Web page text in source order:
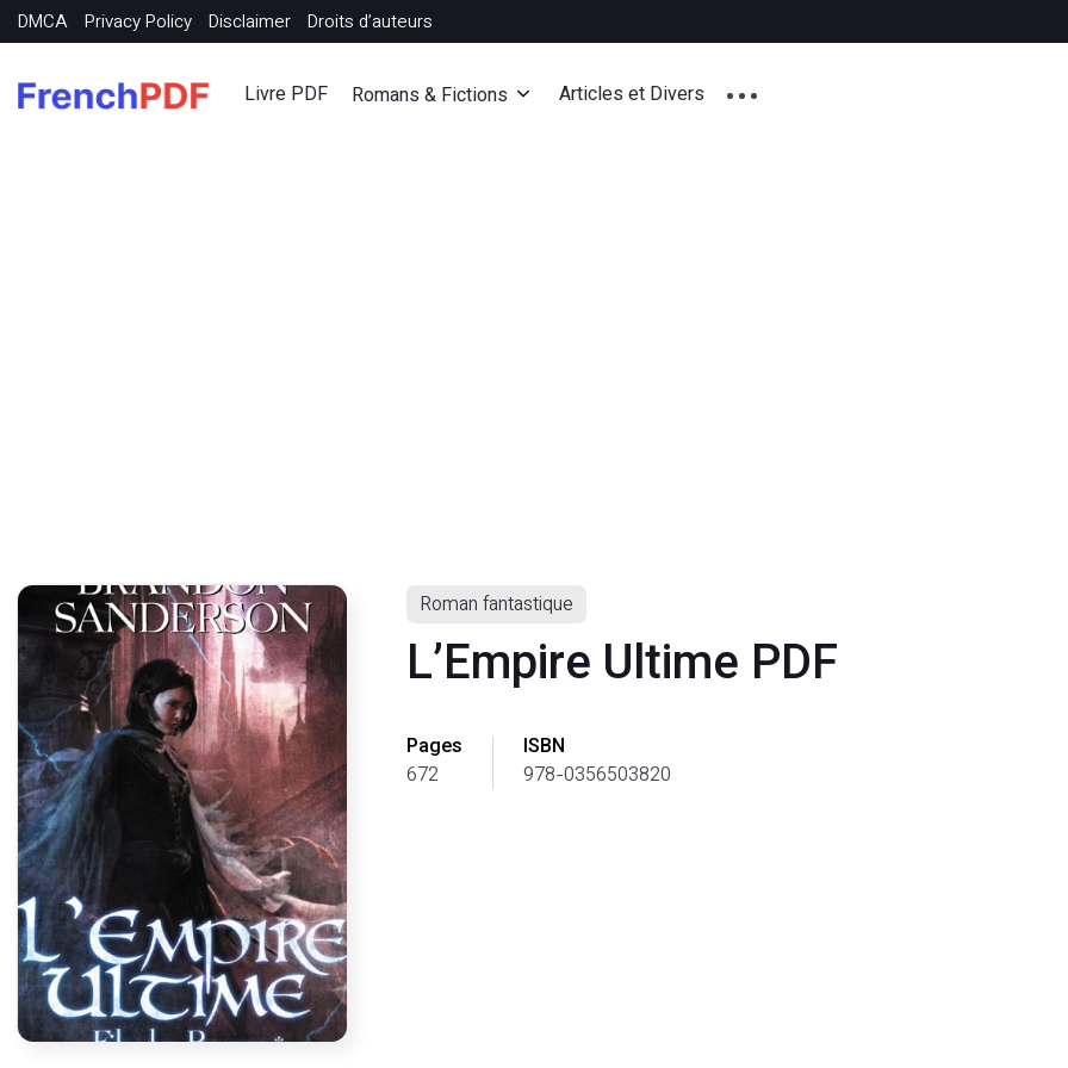
DMCA Privacy Policy Disclaimer Droits d’auteurs
Livre PDF Romans & Fictions Articles et Divers
Roman fantastique
L’Empire Ultime PDF
Pages
672
ISBN
978-0356503820